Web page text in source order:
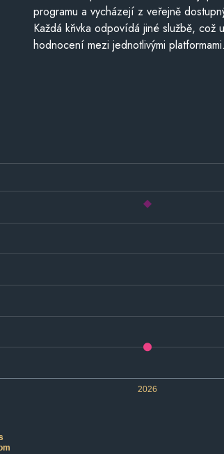
programu a vycházejí z veřejně
Každá křivka odpovídá jiné službě, což
hodnocení mezi jednotlivými platformami.
2026